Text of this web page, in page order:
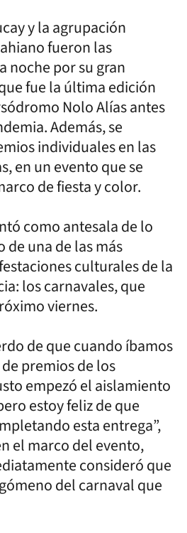
y la agrupación
fueron las
noche por su gran
fue la última edición
Nolo Alías antes
Además, se
individuales en las
en un evento que se
de fiesta y color.
como antesala de lo
de una de las más
culturales de la
los carnavales, que
viernes.
de que cuando íbamos
premios de los
empezó el aislamiento
estoy feliz de que
esta entrega”,
el marco del evento,
consideró que
del carnaval que